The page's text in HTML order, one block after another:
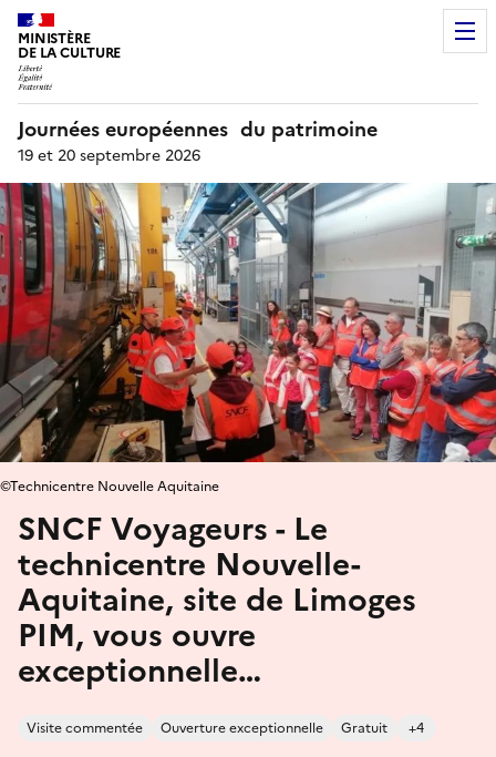
MINISTÈRE
DE LA CULTURE
Journées européennes du patrimoine
19 et 20 septembre 2026
SNCF Voyageurs - Le
technicentre Nouvelle-
Aquitaine, site de Limoges
PIM, vous ouvre
exceptionnelle…
Visite commentée Ouverture exceptionnelle Gratuit +4
©Technicentre Nouvelle Aquitaine